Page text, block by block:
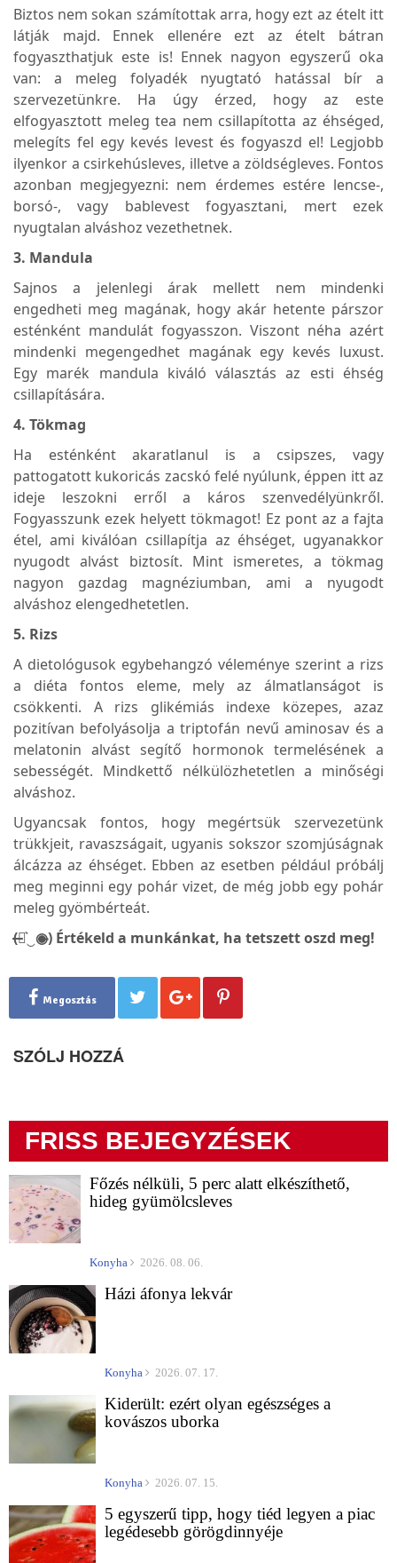
Biztos nem sokan számítottak arra, hogy ezt az ételt itt
látják majd. Ennek ellenére ezt az ételt bátran
fogyaszthatjuk este is! Ennek nagyon egyszerű oka
van: a meleg folyadék nyugtató hatással bír a
szervezetünkre. Ha úgy érzed, hogy az este
elfogyasztott meleg tea nem csillapította az éhséged,
melegíts fel egy kevés levest és fogyaszd el! Legjobb
ilyenkor a csirkehúsleves, illetve a zöldségleves. Fontos
azonban megjegyezni: nem érdemes estére lencse-,
borsó-, vagy bablevest fogyasztani, mert ezek
nyugtalan alváshoz vezethetnek.
3. Mandula
Sajnos a jelenlegi árak mellett nem mindenki
engedheti meg magának, hogy akár hetente párszor
esténként mandulát fogyasszon. Viszont néha azért
mindenki megengedhet magának egy kevés luxust.
Egy marék mandula kiváló választás az esti éhség
csillapítására.
4. Tökmag
Ha esténként akaratlanul is a csipszes, vagy
pattogatott kukoricás zacskó felé nyúlunk, éppen itt az
ideje leszokni erről a káros szenvedélyünkről.
Fogyasszunk ezek helyett tökmagot! Ez pont az a fajta
étel, ami kiválóan csillapítja az éhséget, ugyanakkor
nyugodt alvást biztosít. Mint ismeretes, a tökmag
nagyon gazdag magnéziumban, ami a nyugodt
alváshoz elengedhetetlen.
5. Rizs
A dietológusok egybehangzó véleménye szerint a rizs
a diéta fontos eleme, mely az álmatlanságot is
csökkenti. A rizs glikémiás indexe közepes, azaz
pozitívan befolyásolja a triptofán nevű aminosav és a
melatonin alvást segítő hormonok termelésének a
sebességét. Mindkettő nélkülözhetetlen a minőségi
alváshoz.
Ugyancsak fontos, hogy megértsük szervezetünk
trükkjeit, ravaszságait, ugyanis sokszor szomjúságnak
álcázza az éhséget. Ebben az esetben például próbálj
meg meginni egy pohár vizet, de még jobb egy pohár
meleg gyömbérteát.
(̶◉͛‿◉̶) Értékeld a munkánkat, ha tetszett oszd meg!
Megosztás
SZÓLJ HOZZÁ
FRISS BEJEGYZÉSEK
Főzés nélküli, 5 perc alatt elkészíthető,
hideg gyümölcsleves
Konyha 2026. 08. 06.
Házi áfonya lekvár
Konyha 2026. 07. 17.
Kiderült: ezért olyan egészséges a
kovászos uborka
Konyha 2026. 07. 15.
5 egyszerű tipp, hogy tiéd legyen a piac
legédesebb görögdinnyéje